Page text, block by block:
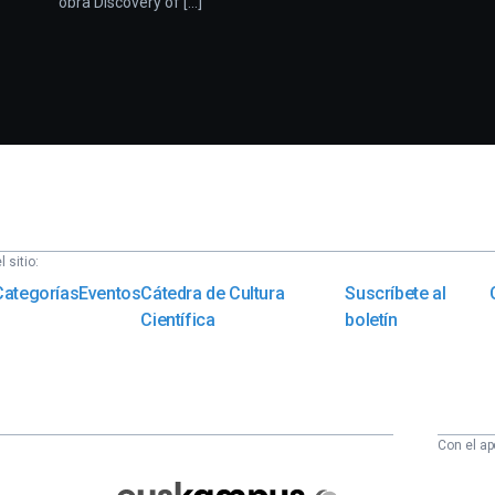
sitio:
EventosCátedra de Cultura
Científica
Suscríbete al
boletín
Con el